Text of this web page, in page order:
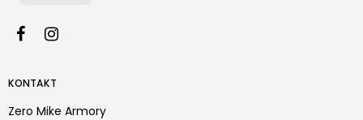
KONTAKT
Zero Mike Armory